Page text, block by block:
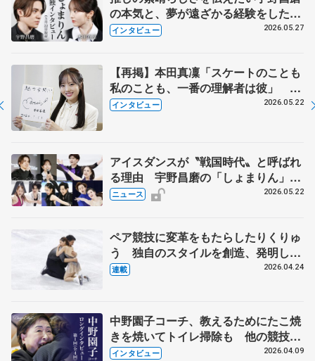
の本気と、夢が遠ざかる経験をした本
田真凜の覚悟
インタビュー 2026.05.27
【再掲】本田真凜「スケートのことも
私のことも、一番の理解者は彼」 引
退時の単独インタビューで語った競技
インタビュー 2026.05.22
アイスダンスが〝戦国時代〟と呼ばれ
る理由 宇野昌磨の「しょまりん」ら
実力者が相次いで参戦 国内の競争激
ニュース 2026.05.22
ペア競技に変革をもたらしたりくりゅ
う 独自のスタイルを創造、発明した
【引退発表後②】
連載 2026.04.24
中野園子コーチ、教えるためにたこ焼
きを焼いてトイレ掃除も 他の競技に
も通用するという坂本花織の筋肉
インタビュー 2026.04.09